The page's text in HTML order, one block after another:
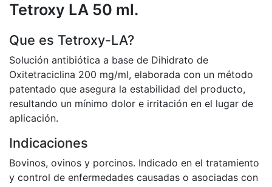
Tetroxy LA 50 ml.
Que es Tetroxy-LA?
Solución antibiótica a base de Dihidrato de
Oxitetraciclina 200 mg/ml, elaborada con un método
patentado que asegura la estabilidad del producto,
resultando un mínimo dolor e irritación en el lugar de
aplicación.
Indicaciones
Bovinos, ovinos y porcinos. Indicado en el tratamiento
y control de enfermedades causadas o asociadas con